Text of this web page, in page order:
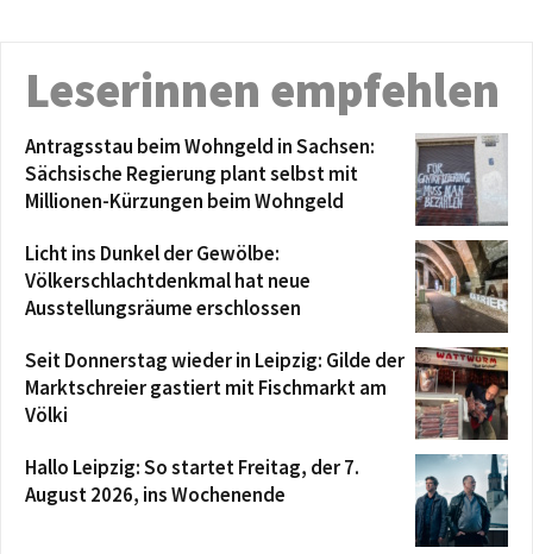
Leserinnen empfehlen
Antragsstau beim Wohngeld in Sachsen:
Sächsische Regierung plant selbst mit
Millionen-Kürzungen beim Wohngeld
Licht ins Dunkel der Gewölbe:
Völkerschlachtdenkmal hat neue
Ausstellungsräume erschlossen
Seit Donnerstag wieder in Leipzig: Gilde der
Marktschreier gastiert mit Fischmarkt am
Völki
Hallo Leipzig: So startet Freitag, der 7.
August 2026, ins Wochenende